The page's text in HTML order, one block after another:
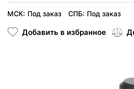
МСК: Под заказ СПБ: Под заказ
Добавить в избранное